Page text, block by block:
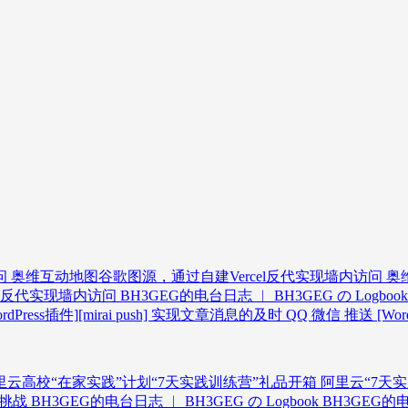
奥维互动地图谷歌图源，通过自建Vercel反代实现墙内访问 奥
代实现墙内访问 BH3GEG的电台日志 ︱ BH3GEG の
插件][mirai push] 实现文章消息的及时 QQ 微信 推送
云高校“在家实践”计划“7天实践训练营”礼品开箱 阿里云“7天
战 BH3GEG的电台日志 ︱ BH3GEG の Logbook BH3GEG的